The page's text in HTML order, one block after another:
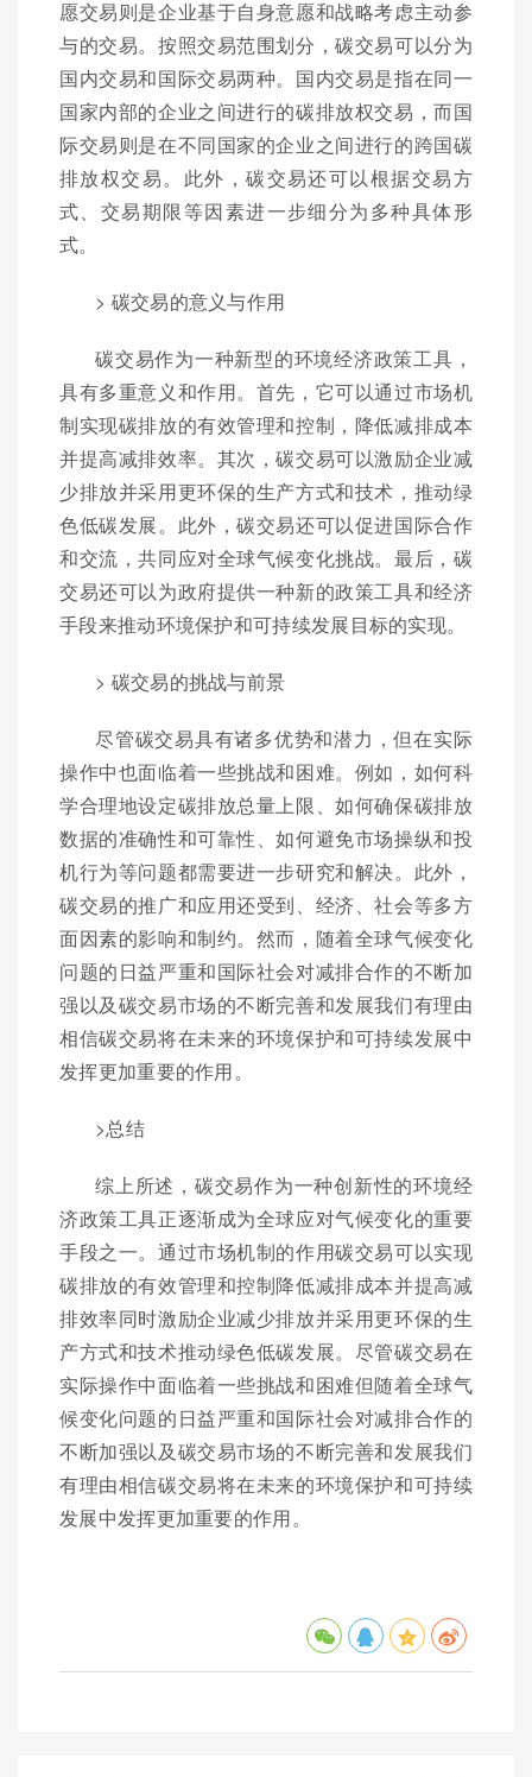
愿交易则是企业基于自身意愿和战略考虑主动参
与的交易。按照交易范围划分，碳交易可以分为
国内交易和国际交易两种。国内交易是指在同一
国家内部的企业之间进行的碳排放权交易，而国
际交易则是在不同国家的企业之间进行的跨国碳
排放权交易。此外，碳交易还可以根据交易方
式、交易期限等因素进一步细分为多种具体形
式。
> 碳交易的意义与作用
碳交易作为一种新型的环境经济政策工具，
具有多重意义和作用。首先，它可以通过市场机
制实现碳排放的有效管理和控制，降低减排成本
并提高减排效率。其次，碳交易可以激励企业减
少排放并采用更环保的生产方式和技术，推动绿
色低碳发展。此外，碳交易还可以促进国际合作
和交流，共同应对全球气候变化挑战。最后，碳
交易还可以为政府提供一种新的政策工具和经济
手段来推动环境保护和可持续发展目标的实现。
> 碳交易的挑战与前景
尽管碳交易具有诸多优势和潜力，但在实际
操作中也面临着一些挑战和困难。例如，如何科
学合理地设定碳排放总量上限、如何确保碳排放
数据的准确性和可靠性、如何避免市场操纵和投
机行为等问题都需要进一步研究和解决。此外，
碳交易的推广和应用还受到、经济、社会等多方
面因素的影响和制约。然而，随着全球气候变化
问题的日益严重和国际社会对减排合作的不断加
强以及碳交易市场的不断完善和发展我们有理由
相信碳交易将在未来的环境保护和可持续发展中
发挥更加重要的作用。
>总结
综上所述，碳交易作为一种创新性的环境经
济政策工具正逐渐成为全球应对气候变化的重要
手段之一。通过市场机制的作用碳交易可以实现
碳排放的有效管理和控制降低减排成本并提高减
排效率同时激励企业减少排放并采用更环保的生
产方式和技术推动绿色低碳发展。尽管碳交易在
实际操作中面临着一些挑战和困难但随着全球气
候变化问题的日益严重和国际社会对减排合作的
不断加强以及碳交易市场的不断完善和发展我们
有理由相信碳交易将在未来的环境保护和可持续
发展中发挥更加重要的作用。